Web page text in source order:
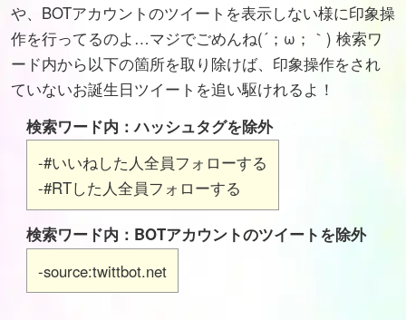
や、BOTアカウントのツイートを表示しない様に印象操
作を行ってるのよ…マジでごめんね(´；ω；｀) 検索ワ
ード内から以下の箇所を取り除けば、印象操作をされ
ていないお誕生日ツイートを追い駆けれるよ！
検索ワード内：ハッシュタグを除外
-#いいねした人全員フォローする
-#RTした人全員フォローする
検索ワード内：BOTアカウントのツイートを除外
-source:twittbot.net